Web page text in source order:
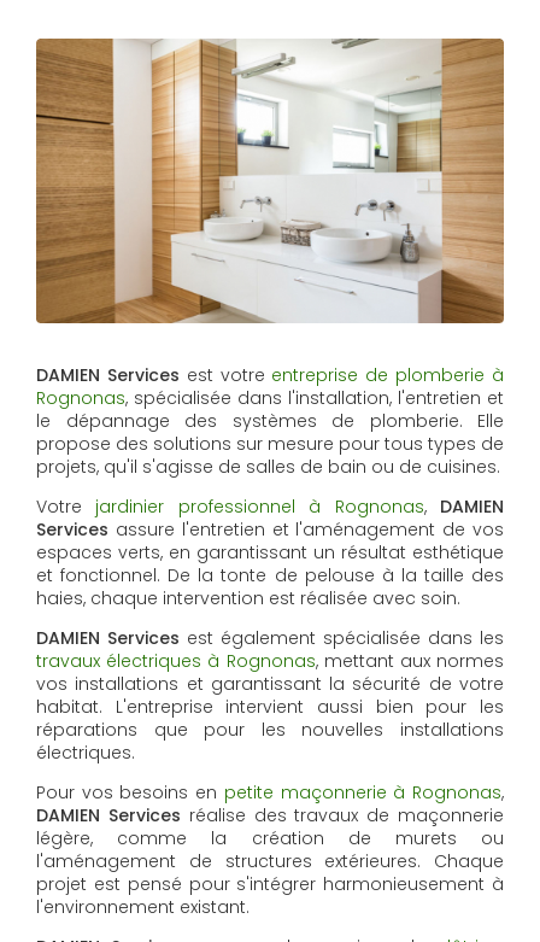
DAMIEN Services est votre entreprise de plomberie à
Rognonas, spécialisée dans l'installation, l'entretien et
le dépannage des systèmes de plomberie. Elle
propose des solutions sur mesure pour tous types de
projets, qu'il s'agisse de salles de bain ou de cuisines.
Votre jardinier professionnel à Rognonas, DAMIEN
Services assure l'entretien et l'aménagement de vos
espaces verts, en garantissant un résultat esthétique
et fonctionnel. De la tonte de pelouse à la taille des
haies, chaque intervention est réalisée avec soin.
DAMIEN Services est également spécialisée dans les
travaux électriques à Rognonas, mettant aux normes
vos installations et garantissant la sécurité de votre
habitat. L'entreprise intervient aussi bien pour les
réparations que pour les nouvelles installations
électriques.
Pour vos besoins en petite maçonnerie à Rognonas,
DAMIEN Services réalise des travaux de maçonnerie
légère, comme la création de murets ou
l'aménagement de structures extérieures. Chaque
projet est pensé pour s'intégrer harmonieusement à
l'environnement existant.